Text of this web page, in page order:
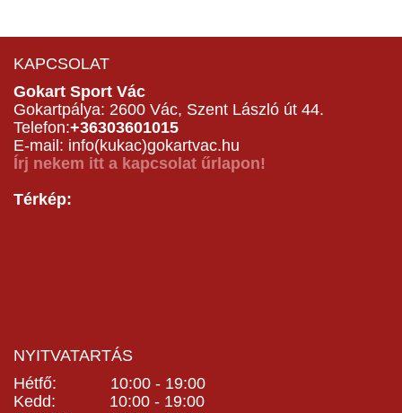
KAPCSOLAT
Gokart Sport Vác
Gokartpálya: 2600 Vác, Szent László út 44.
Telefon:+36303601015
E-mail: info(kukac)gokartvac.hu
Írj nekem itt a kapcsolat űrlapon!
Térkép:
NYITVATARTÁS
Hétfő: 10:00 - 19:00
Kedd: 10:00 - 19:00